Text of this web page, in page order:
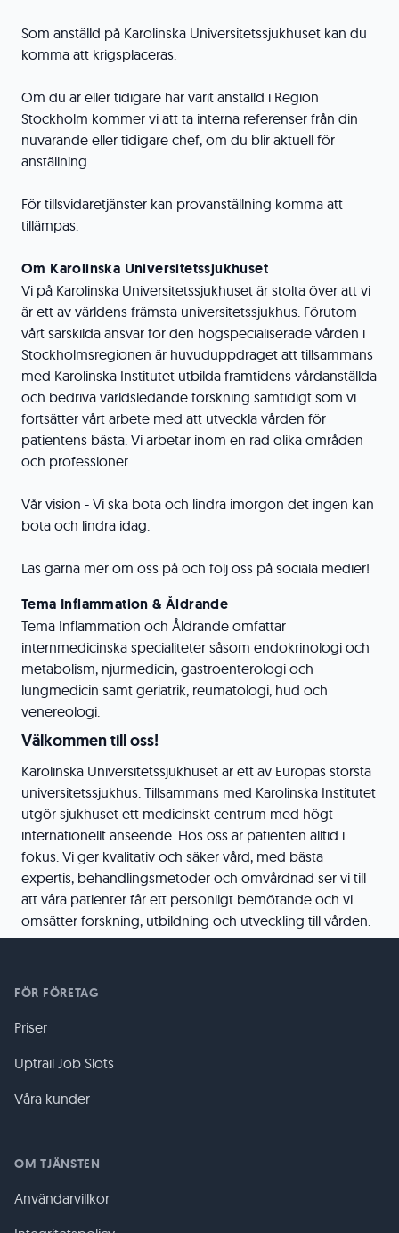
Som anställd på Karolinska Universitetssjukhuset kan du
komma att krigsplaceras.
Om du är eller tidigare har varit anställd i Region
Stockholm kommer vi att ta interna referenser från din
nuvarande eller tidigare chef, om du blir aktuell för
anställning.
För tillsvidaretjänster kan provanställning komma att
tillämpas.
Om Karolinska Universitetssjukhuset
Vi på Karolinska Universitetssjukhuset är stolta över att vi
är ett av världens främsta universitetssjukhus. Förutom
vårt särskilda ansvar för den högspecialiserade vården i
Stockholmsregionen är huvuduppdraget att tillsammans
med Karolinska Institutet utbilda framtidens vårdanställda
och bedriva världsledande forskning samtidigt som vi
fortsätter vårt arbete med att utveckla vården för
patientens bästa. Vi arbetar inom en rad olika områden
och professioner.
Vår vision - Vi ska bota och lindra imorgon det ingen kan
bota och lindra idag.
Läs gärna mer om oss på och följ oss på sociala medier!
Tema Inflammation & Åldrande
Tema Inflammation och Åldrande omfattar
internmedicinska specialiteter såsom endokrinologi och
metabolism, njurmedicin, gastroenterologi och
lungmedicin samt geriatrik, reumatologi, hud och
venereologi.
Välkommen till oss!
Karolinska Universitetssjukhuset är ett av Europas största
universitetssjukhus. Tillsammans med Karolinska Institutet
utgör sjukhuset ett medicinskt centrum med högt
internationellt anseende. Hos oss är patienten alltid i
fokus. Vi ger kvalitativ och säker vård, med bästa
expertis, behandlingsmetoder och omvårdnad ser vi till
att våra patienter får ett personligt bemötande och vi
omsätter forskning, utbildning och utveckling till vården.
FÖR FÖRETAG
Priser
Uptrail Job Slots
Våra kunder
OM TJÄNSTEN
Användarvillkor